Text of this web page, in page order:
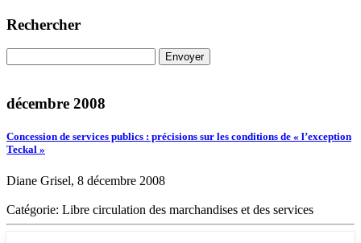
Rechercher
décembre 2008
Concession de services publics : précisions sur les conditions de « l’exception
Teckal »
Diane Grisel, 8 décembre 2008
Catégorie: Libre circulation des marchandises et des services